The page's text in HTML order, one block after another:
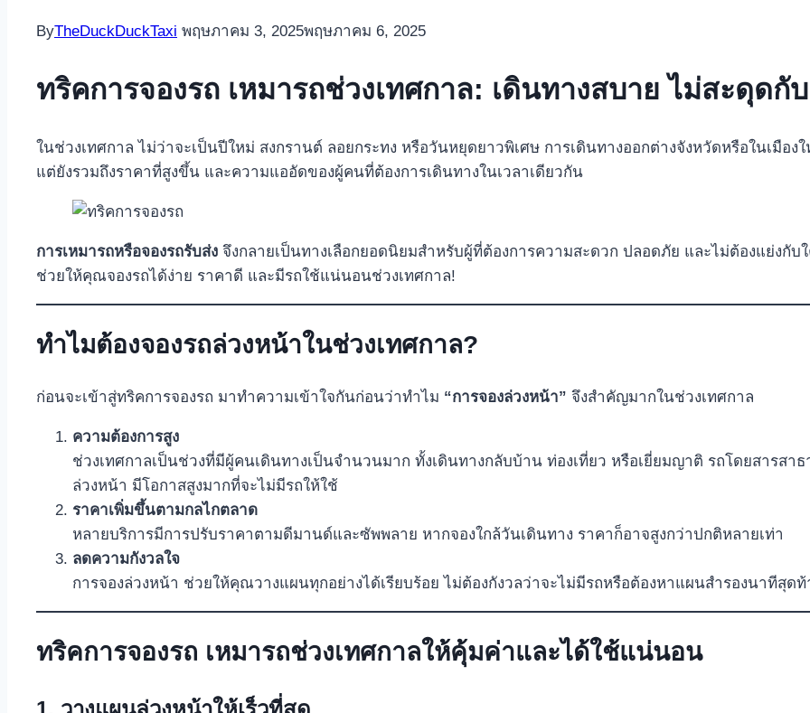
ByTheDuckDuckTaxi พฤษภาคม 3, 2025พฤษภาคม 6, 2025
ทริคการจองรถ เหมารถช่วงเทศกาล: เดินทางสบาย ไม่สะดุดกับ
ในช่วงเทศกาล ไม่ว่าจะเป็นปีใหม่ สงกรานต์ ลอยกระทง หรือวันหยุดยาวพิเศษ การเดินทางออกต่างจังหวัดหรือในเมือ
แต่ยังรวมถึงราคาที่สูงขึ้น และความแออัดของผู้คนที่ต้องการเดินทางในเวลาเดียวกัน
การเหมารถหรือจองรถรับส่ง จึงกลายเป็นทางเลือกยอดนิยมสำหรับผู้ที่ต้องการความสะดวก ปลอดภัย และไม่ต้องแย่งกับ
ช่วยให้คุณจองรถได้ง่าย ราคาดี และมีรถใช้แน่นอนช่วงเทศกาล!
ทำไมต้องจองรถล่วงหน้าในช่วงเทศกาล?
ก่อนจะเข้าสู่ทริคการจองรถ มาทำความเข้าใจกันก่อนว่าทำไม “การจองล่วงหน้า” จึงสำคัญมากในช่วงเทศกาล
ความต้องการสูง
ช่วงเทศกาลเป็นช่วงที่มีผู้คนเดินทางเป็นจำนวนมาก ทั้งเดินทางกลับบ้าน ท่องเที่ยว หรือเยี่ยมญาติ รถโดยสารสา
ล่วงหน้า มีโอกาสสูงมากที่จะไม่มีรถให้ใช้
ราคาเพิ่มขึ้นตามกลไกตลาด
หลายบริการมีการปรับราคาตามดีมานด์และซัพพลาย หากจองใกล้วันเดินทาง ราคาก็อาจสูงกว่าปกติหลายเท่า
ลดความกังวลใจ
การจองล่วงหน้า ช่วยให้คุณวางแผนทุกอย่างได้เรียบร้อย ไม่ต้องกังวลว่าจะไม่มีรถหรือต้องหาแผนสำรองนาทีสุดท้
ทริคการจองรถ เหมารถช่วงเทศกาลให้คุ้มค่าและได้ใช้แน่นอน